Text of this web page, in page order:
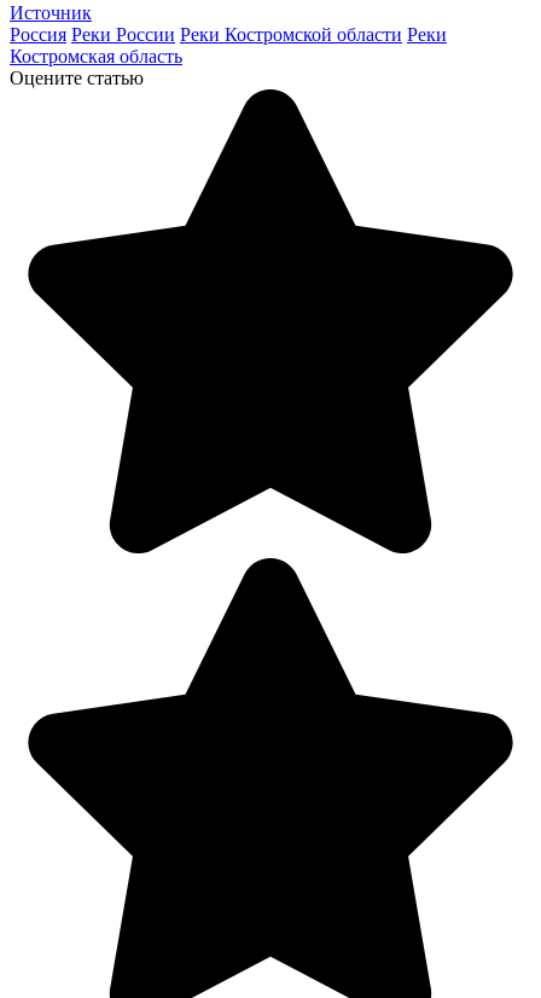
Источник
Россия Реки России Реки Костромской области Реки
Костромская область
Оцените статью